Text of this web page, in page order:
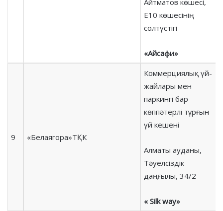
Е10 көшесінің
солтүстігі
«Айсафи»
9 «Белаягора»ТҚК
Коммерциялық үй-
жайлары мен
паркингі бар
көппәтерлі тұрғын
үй кешені
Алматы ауданы,
Тәуелсіздік
даңғылы, 34/2
« Silk way»